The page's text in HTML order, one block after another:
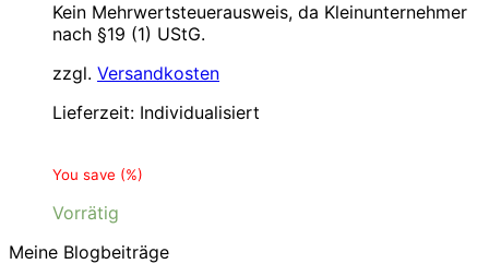
Kein Mehrwertsteuerausweis, da Kleinunternehmer
nach §19 (1) UStG.
zzgl. Versandkosten
Lieferzeit: Individualisiert
You save (%)
Vorrätig
Meine Blogbeiträge